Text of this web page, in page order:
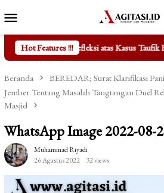
ke
kontenMobile
Hot Features !!!
atas Kasus Taufik Hidayat
Beranda
BEREDAR; Surat Klarifikasi
Jember Tentang Masalah Tangtangan Duel
Masjid
WhatsApp Image 2022-08-
Muhammad Riyadi
26 Agustus 2022
32 views